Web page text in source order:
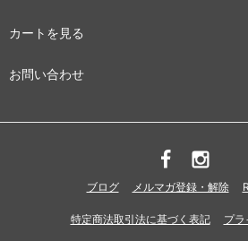
カートを見る
お問い合わせ
ブログ メルマガ登録・解除
特定商法取引法に基づく表記 プ